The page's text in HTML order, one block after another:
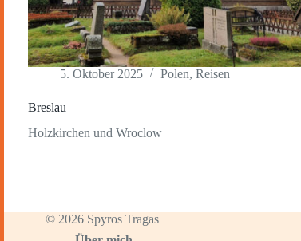
5. Oktober 2025 Polen, Reisen
Breslau
Holzkirchen und Wroclow
© 2026 Spyros Tragas